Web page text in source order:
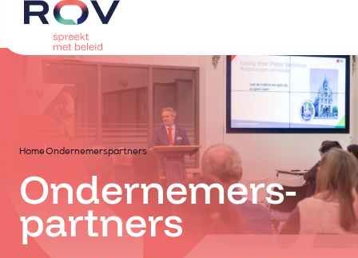
HomeOndernemerspartners
Ondernemers-
partners